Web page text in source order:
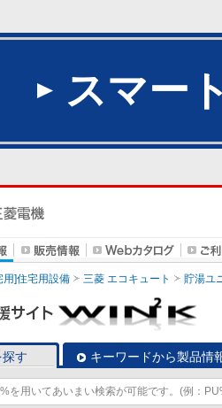
スマー
用]住宅用設備 三菱 エコキュート 貯湯ユ
す キーワードから製品情